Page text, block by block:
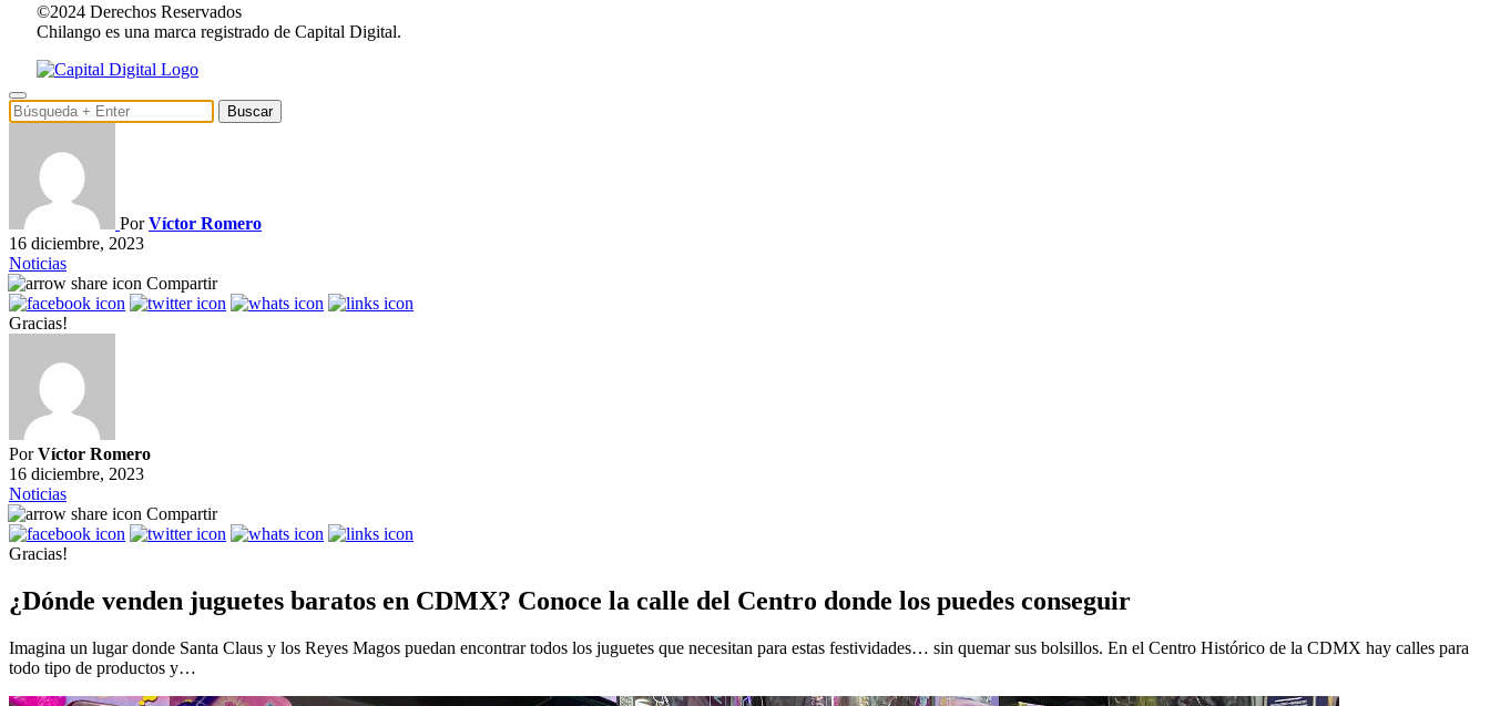
©2024 Derechos Reservados
Chilango es una marca registrado de Capital Digital.
Buscar
PorVíctor Romero
16 diciembre, 2023
Noticias
Compartir
Gracias!
PorVíctor Romero
16 diciembre, 2023
Noticias
Compartir
Gracias!
¿Dónde venden juguetes baratos en CDMX? Conoce la calle del Centro donde los puedes conseguir
Imagina un lugar donde Santa Claus y los Reyes Magos puedan encontrar todos los juguetes que necesitan para estas festividades… sin quemar sus bolsillos. En el Centro Histórico de la CDMX hay calles para
todo tipo de productos y…